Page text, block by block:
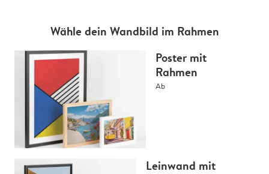
Wähle dein Wandbild im Rahmen
Poster mit
Rahmen
Ab
Leinwand mit